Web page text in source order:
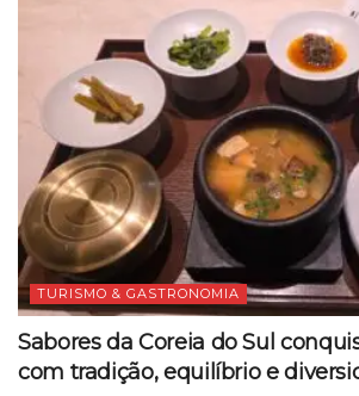
TURISMO & GASTRONOMIA
Sabores da Coreia do Sul
com tradição, equilíbrio e